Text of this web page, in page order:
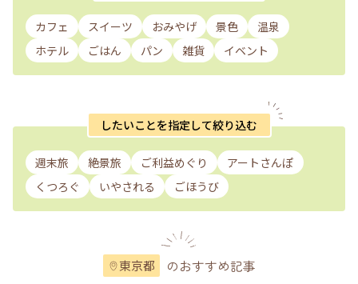
カフェ スイーツ おみやげ 景色
温泉
ホテル
ごはん パン 雑貨 イベント
したいことを指定して絞り込む
週末旅 絶景旅 ご利益めぐり
アートさんぽ
くつろぐ
いやされる ごほうび
東京都 のおすすめ記事